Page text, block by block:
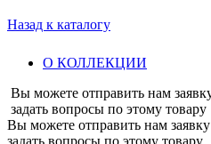
Назад к каталогу
О КОЛЛЕКЦИИ
Вы можете отправить нам
задать вопросы по этому товару
Вы можете отправить нам
задать вопросы по этому товару